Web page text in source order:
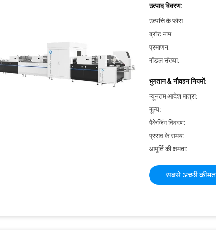
उत्पाद विवरण:
उत्पत्ति के प्लेस:
ब्रांड नाम:
प्रमाणन:
मॉडल संख्या:
भुगतान & नौवहन नियमों:
न्यूनतम आदेश मात्रा:
मूल्य:
पैकेजिंग विवरण:
प्रसव के समय:
आपूर्ति की क्षमता:
सबसे अच्छी कीमत